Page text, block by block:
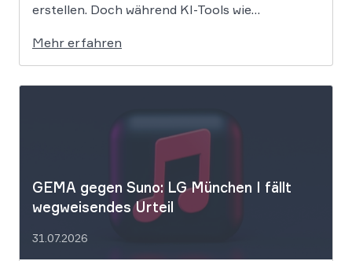
erstellen. Doch während KI-Tools wie
Sekundenschnelle beeindruckende Ergebnisse
liefern, wirft der Einsatz von Algorithmen in der
Kreativbranche komplexe juristische Fragen
das Patentrecht […]
Mehr erfahren
GEMA gegen Suno: LG München I fällt
wegweisendes Urteil
31.07.2026